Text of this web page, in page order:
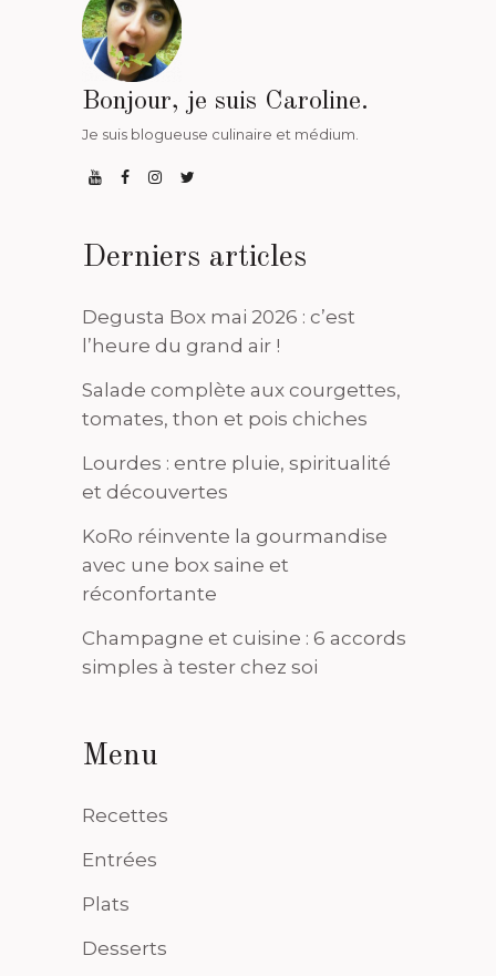
Bonjour, je suis Caroline.
Je suis blogueuse culinaire et médium.
Derniers articles
Degusta Box mai 2026 : c’est
l’heure du grand air !
Salade complète aux courgettes,
tomates, thon et pois chiches
Lourdes : entre pluie, spiritualité
et découvertes
KoRo réinvente la gourmandise
avec une box saine et
réconfortante
Champagne et cuisine : 6 accords
simples à tester chez soi
Menu
Recettes
Entrées
Plats
Desserts